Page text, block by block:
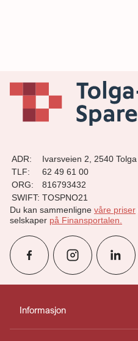
Informasjon
ADR:
Ivarsveien 2, 2540 Tolga
TLF:
62 49 61 00
ORG:
816793432
SWIFT: TOSPNO21
Du kan sammenligne våre priser
selskaper på Finansportalen